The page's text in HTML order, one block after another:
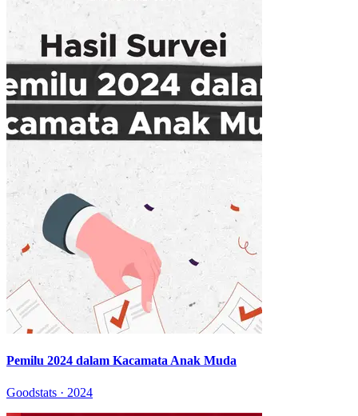
Pemilu 2024 dalam Kacamata Anak Muda
Goodstats · 2024